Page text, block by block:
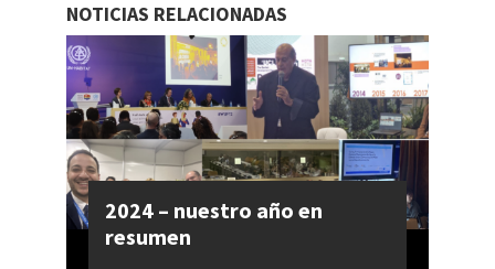
NOTICIAS RELACIONADAS
2024 – nuestro año en
resumen